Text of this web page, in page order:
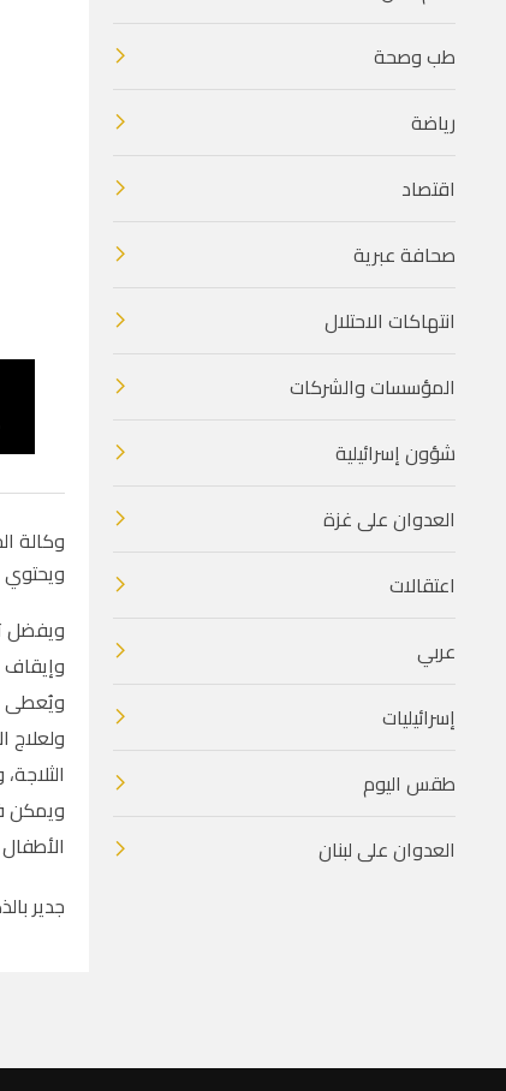
وكالة
ويفضل
وإيقاف
ويُعطى
ولعلاج
ويمكن
جدير
طب وصحة
رياضة
اقتصاد
صحافة عبرية
انتهاكات الاحتلال
المؤسسات والشركات
شؤون إسرائيلية
العدوان على غزة
اعتقالات
عربي
إسرائيليات
طقس اليوم
العدوان على لبنان